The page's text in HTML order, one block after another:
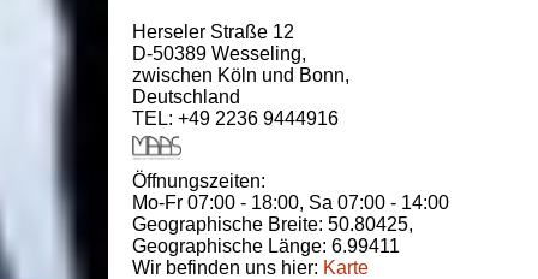
Herseler Straße 12
D-50389 Wesseling,
zwischen Köln und Bonn,
Deutschland
TEL: +49 2236 9444916
Öffnungszeiten:
Mo-Fr 07:00 - 18:00, Sa 07:00 - 14:00
Geographische Breite: 50.80425,
Geographische Länge: 6.99411
Wir befinden uns hier: Karte